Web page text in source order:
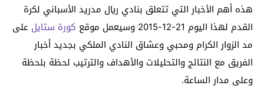
هذه أهم الأخبار التي تتعلق بنادي ريال مدريد الأسباني لكرة
القدم لهذا اليوم 21-12-2015 وسيعمل موقع
كورة ستايل على
مد الزوار الكرام ومحبي وعشاق النادي الملكي بجديد أخبار
الفريق مع النتائج والتحليلات والأهداف والترتيب لحظة بلحظة
وعلى مدار الساعة.